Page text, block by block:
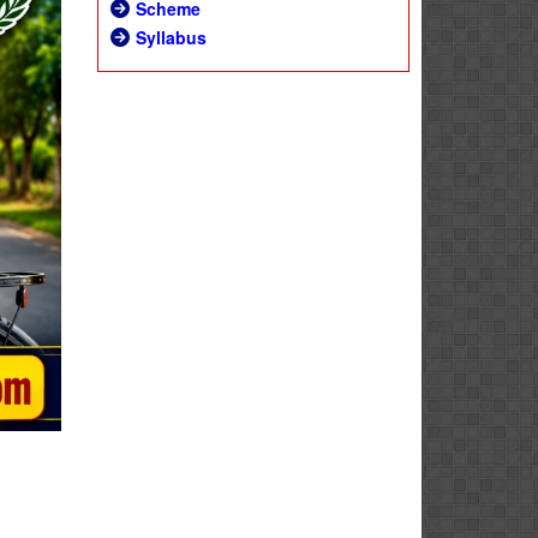
Scheme
Syllabus